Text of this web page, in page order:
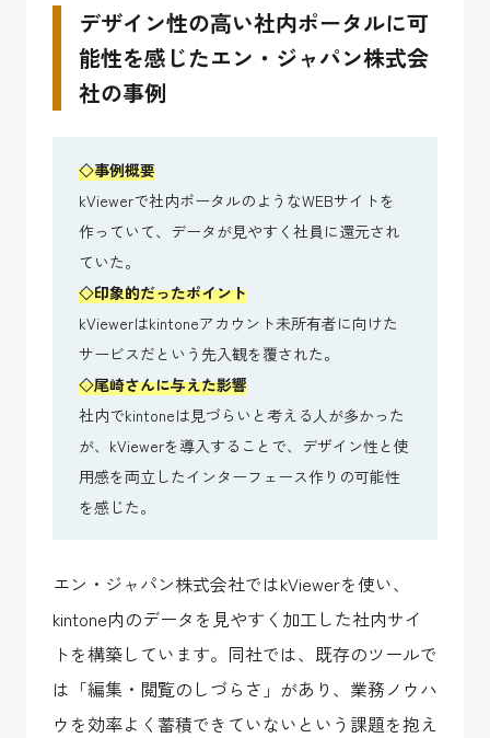
デザイン性の高い社内ポータルに可
能性を感じたエン・ジャパン株式会
社の事例
◇事例概要
kViewerで社内ポータルのようなWEBサイトを
作っていて、データが見やすく社員に還元され
ていた。
◇印象的だったポイント
kViewerはkintoneアカウント未所有者に向けた
サービスだという先入観を覆された。
◇尾崎さんに与えた影響
社内でkintoneは見づらいと考える人が多かった
が、kViewerを導入することで、デザイン性と使
用感を両立したインターフェース作りの可能性
を感じた。
エン・ジャパン株式会社ではkViewerを使い、
kintone内のデータを見やすく加工した社内サイ
トを構築しています。同社では、既存のツールで
は「編集・閲覧のしづらさ」があり、業務ノウハ
ウを効率よく蓄積できていないという課題を抱え